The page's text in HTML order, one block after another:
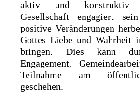
aktiv und konstruktiv
Gesellschaft engagiert
positive Veränderungen
Gottes Liebe und Wahrheit
bringen. Dies kann
Engagement,
Teilnahme am
geschehen.